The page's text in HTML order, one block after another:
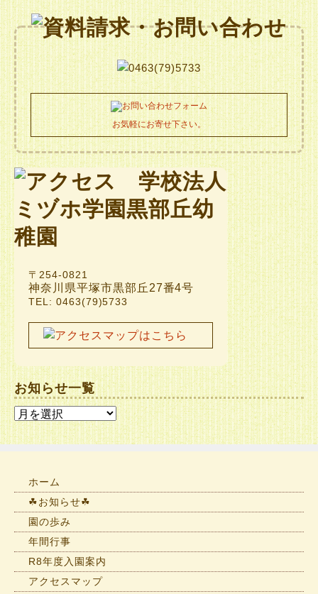
お気軽にお寄せ下さい。
〒254-0821
神奈川県平塚市黒部丘27番4号
TEL: 0463(79)5733
お知らせ一覧
お
知
ら
ホーム
☘お知らせ☘
園の歩み
年間行事
R8年度入園案内
アクセスマップ